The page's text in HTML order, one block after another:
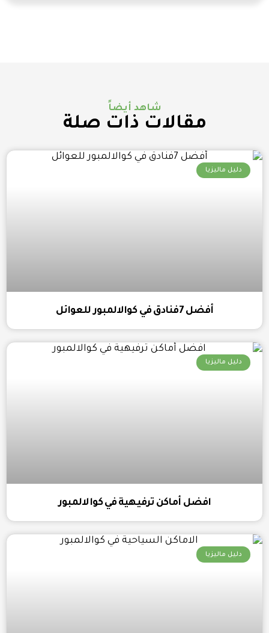
شاهد أيضاً
مقالات ذات صلة
دليل ماليزيا
أفضل 7فنادق في كوالالمبور للعوائل
دليل ماليزيا
افضل أماكن ترفيهية في كوالالمبور
دليل ماليزيا